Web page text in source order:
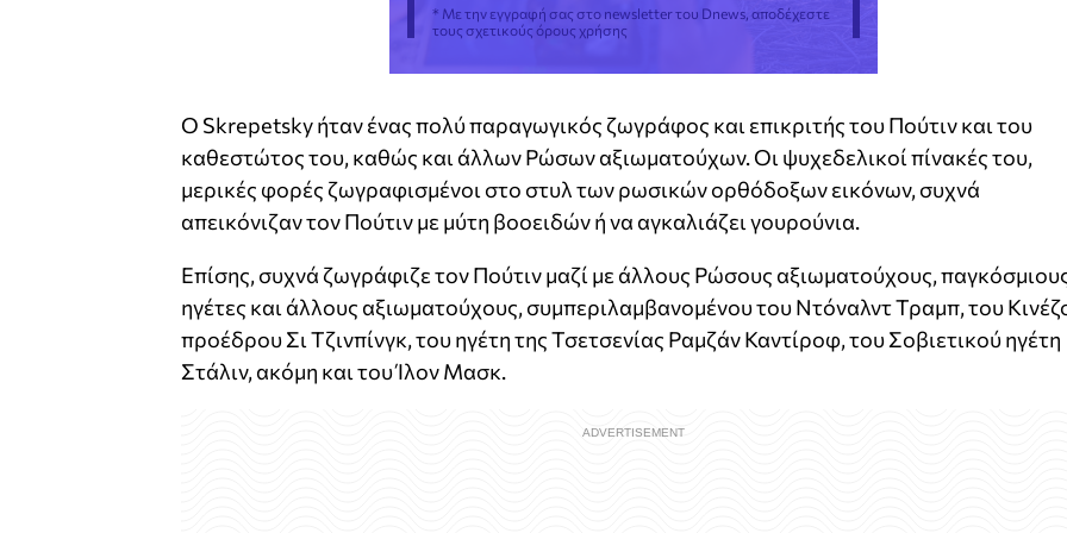
* Με την εγγραφή σας στο newsletter του Dnews, αποδέχεστε
τους σχετικούς όρους χρήσης
Ο Skrepetsky ήταν ένας πολύ παραγωγικός ζωγράφος και επικριτής του Πούτιν και του
καθεστώτος του, καθώς και άλλων Ρώσων αξιωματούχων. Οι ψυχεδελικοί πίνακές του,
μερικές φορές ζωγραφισμένοι στο στυλ των ρωσικών ορθόδοξων εικόνων, συχνά
απεικόνιζαν τον Πούτιν με μύτη βοοειδών ή να αγκαλιάζει γουρούνια.
Επίσης, συχνά ζωγράφιζε τον Πούτιν μαζί με άλλους Ρώσους αξιωματούχους,
ηγέτες και άλλους αξιωματούχους, συμπεριλαμβανομένου του Ντόναλντ Τραμπ, του
προέδρου Σι Τζινπίνγκ, του ηγέτη της Τσετσενίας Ραμζάν Καντίροφ, του Σοβιετικού ηγέτη
Στάλιν, ακόμη και του Ίλον Μασκ.